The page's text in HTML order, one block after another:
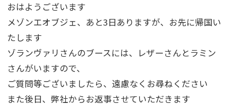
おはようございます
メゾンエオブジェ、あと3日ありますが、お先に帰国い
たします
ゾランヴァリさんのブースには、レザーさんとラミン
さんがいますので、
ご質問等ございましたら、遠慮なくお尋ねください
また後日、弊社からお返事させていただきます